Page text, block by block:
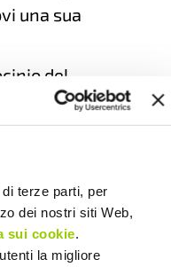
terze parti, per
dei nostri siti Web,
sui cookie
la migliore
una sua
del
Dipartimento di
Bologna,
Direttore
e Amelia
Sociali